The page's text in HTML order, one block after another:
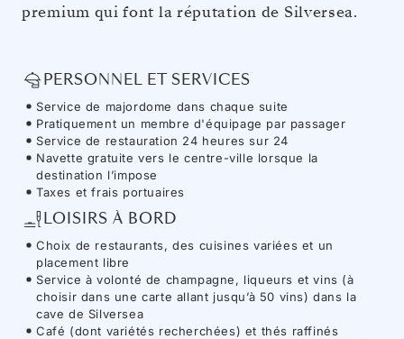
premium qui font la réputation de Silversea.
PERSONNEL ET SERVICES
Service de majordome dans chaque suite
Pratiquement un membre d'équipage par passager
Service de restauration 24 heures sur 24
Navette gratuite vers le centre-ville lorsque la
destination l’impose
Taxes et frais portuaires
LOISIRS À BORD
Choix de restaurants, des cuisines variées et un
placement libre
Service à volonté de champagne, liqueurs et vins (à
choisir dans une carte allant jusqu’à 50 vins) dans la
cave de Silversea
Café (dont variétés recherchées) et thés raffinés